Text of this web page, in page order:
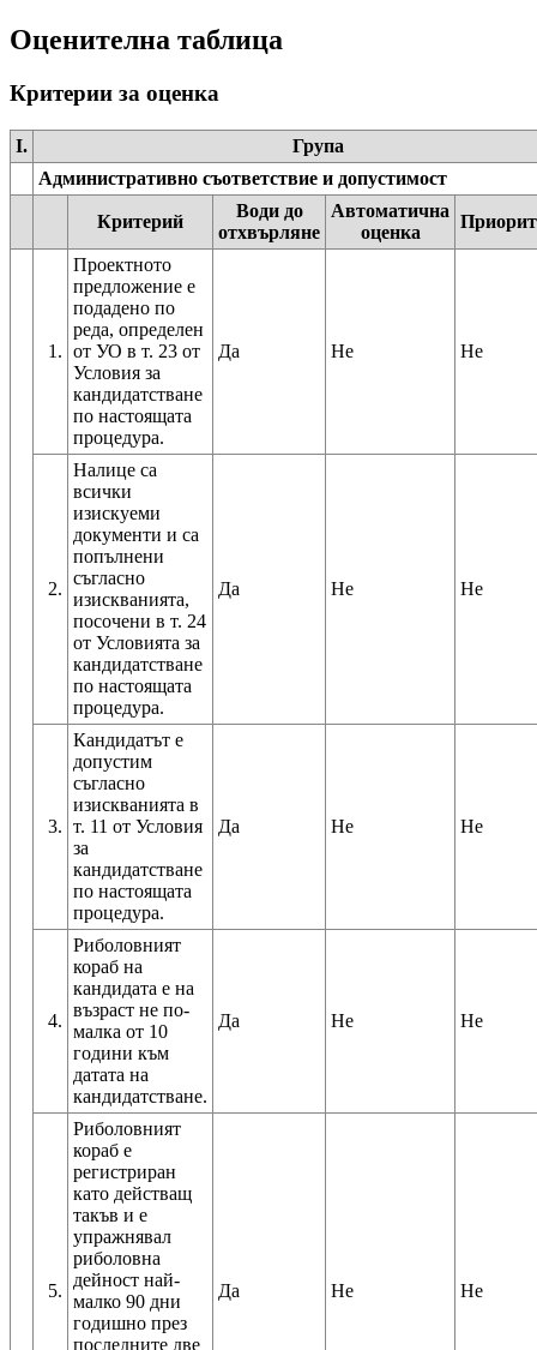
Оценителна таблица
Критерии за оценка
I.
Група
Административно съответствие и допустимост
Критерий
Води до
отхвърляне
Автоматична
оценка
1.
Проектното
предложение е
подадено по
реда, определен
от УО в т. 23 от
Условия за
кандидатстване
по настоящата
процедура.
Да Не Не
2.
Налице са
всички
изискуеми
документи и са
попълнени
съгласно
изискванията,
посочени в т. 24
от Условията за
кандидатстване
по настоящата
процедура.
Да Не Не
3.
Кандидатът е
допустим
съгласно
изискванията в
т. 11 от Условия
за
кандидатстване
по настоящата
процедура.
Да Не Не
4.
Риболовният
кораб на
кандидата е на
възраст не по-
малка от 10
години към
датата на
кандидатстване.
Да Не Не
5.
Риболовният
кораб е
регистриран
като действащ
такъв и е
упражнявал
риболовна
дейност най-
малко 90 дни
годишно през
последните две
Да Не Не